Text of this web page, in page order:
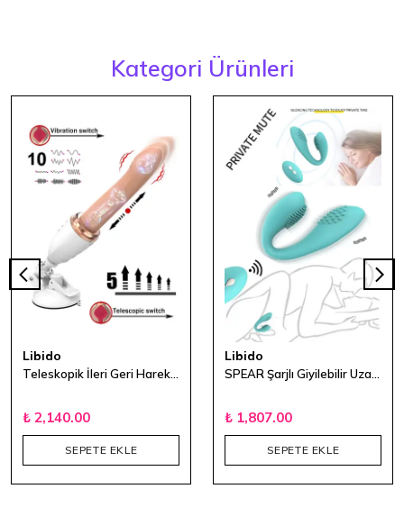
Kategori Ürünleri
Libido
₺ 2,140.00
SEPETE EKLE
Libido
₺ 1,807.00
SEPETE EKLE